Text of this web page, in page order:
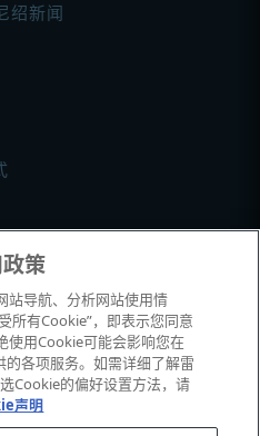
绍新闻
策
站导航、分析网站使用情
所有Cookie”，即表示您同意
使用Cookie可能会影响您在
各项服务。如需详细了解雷
Cookie的偏好设置方法，请
声明